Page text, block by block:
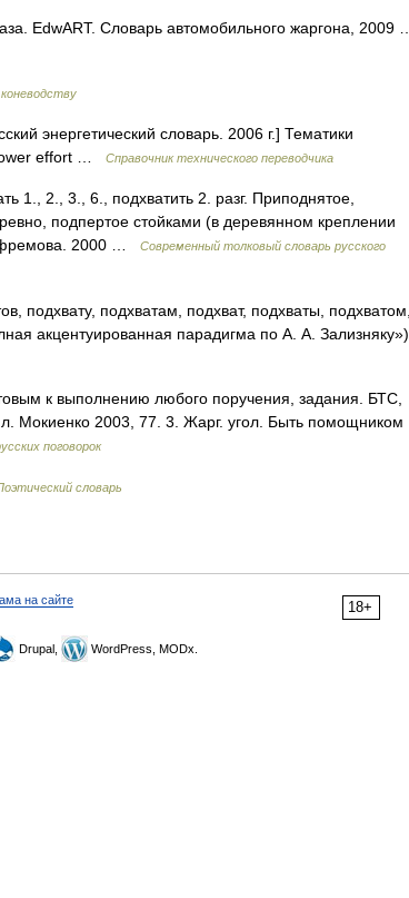
EdwART. Словарь автомобильного жаргона, 2009 …
энергетический словарь. 2006 г.] Тематики
effort …
Справочник технического переводчика
1., 2., 3., 6., подхватить 2. разг. Приподнятое,
подпертое стойками (в деревянном креплении
2000 …
Современный толковый словарь русского
подхвату, подхватам, подхват, подхваты, подхватом,
акцентуированная парадигма по А. А. Зализняку»)
к выполнению любого поручения, задания. БТС,
Мокиенко 2003, 77. 3. Жарг. угол. Быть помощником
поговорок
словарь
18+
на сайте
Drupal, WordPress, MODx.